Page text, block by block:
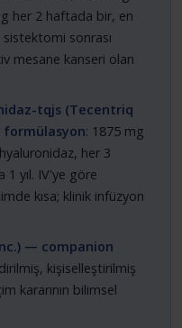
her 2 haftada bir, en
sistektomi sonrası
mesane kanseri olan
tqjs (Tecentriq
formülasyon: 1875 mg
her 3
yıl. IV'ye göre
kısa; klinik infüzyon
— companion
kişiselleştirilmiş
kararının bilimsel